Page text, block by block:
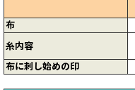
布
糸内容
布に刺し始めの印